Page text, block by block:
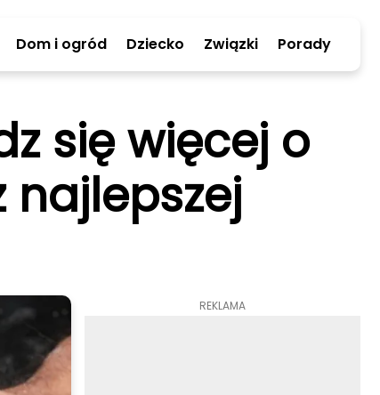
Dom i ogród Dziecko Związki Porady
się więcej o
najlepszej
REKLAMA